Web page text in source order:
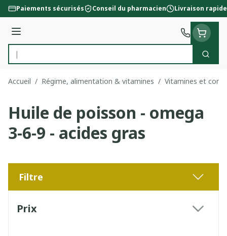
Aller au contenu
Paiements sécurisés Conseil du pharmacien Livraison rapide
Menu
Rechercher
Accueil / Régime, alimentation & vitamines / Vitamines et
Huile de poisson - omega
3-6-9 - acides gras
Filtre
Prix